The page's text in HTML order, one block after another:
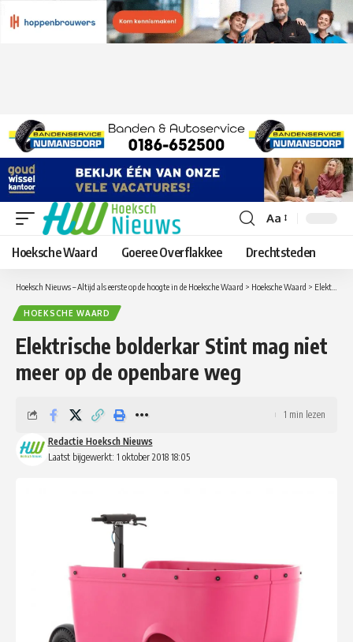
Lettergrootte
aanpassen
Aa
Hoeksche Waard Goeree Overflakkee Drechtsteden
Hoeksch Nieuws – Altijd als eerste op de hoogte in de Hoeksche Waard > Hoeksche Waard > Elektrische bolderkar Stint mag niet meer op de openbare weg
HOEKSCHE WAARD
Elektrische bolderkar Stint mag niet
meer op de openbare weg
Laatst bijgewerkt: 1 oktober 2018 18:05
Redactie Hoeksch Nieuws
1 min lezen